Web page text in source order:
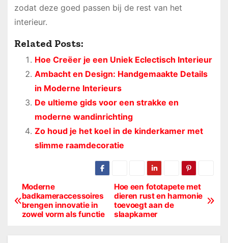
zodat deze goed passen bij de rest van het
interieur.
Related Posts:
Hoe Creëer je een Uniek Eclectisch Interieur
Ambacht en Design: Handgemaakte Details
in Moderne Interieurs
De ultieme gids voor een strakke en
moderne wandinrichting
Zo houd je het koel in de kinderkamer met
slimme raamdecoratie
B
Hoe een fototapete met
dieren rust en harmonie
toevoegt aan de
slaapkamer
Moderne
badkameraccessoires
brengen innovatie in
zowel vorm als functie